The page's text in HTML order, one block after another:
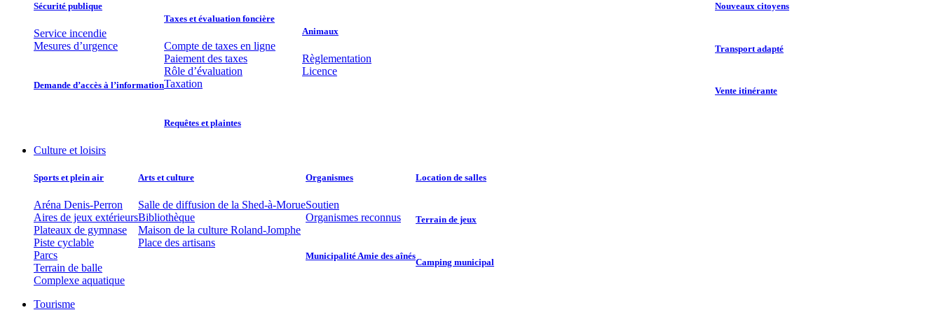
Sécurité publique
Service incendie
Mesures d’urgence
Demande d’accès à l’information
Taxes et évaluation foncière
Compte de taxes en ligne
Paiement des taxes
Rôle d’évaluation
Taxation
Requêtes et plaintes
Animaux
Règlementation
Licence
Nouveaux citoyens
Transport adapté
Vente itinérante
Culture et loisirs
Sports et plein air
Aréna Denis-Perron
Aires de jeux extérieurs
Plateaux de gymnase
Piste cyclable
Parcs
Terrain de balle
Complexe aquatique
Arts et culture
Salle de diffusion de la Shed-à-Morue
Bibliothèque
Maison de la culture Roland-Jomphe
Place des artisans
Organismes
Soutien
Organismes reconnus
Municipalité Amie des aînés
Location de salles
Terrain de jeux
Camping municipal
Tourisme